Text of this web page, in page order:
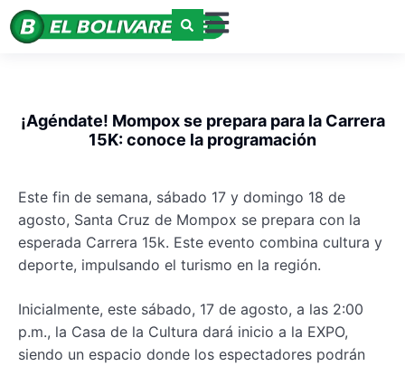
¡Agéndate! Mompox se prepara para la Carrera
15K: conoce la programación
Este fin de semana, sábado 17 y domingo 18 de
agosto, Santa Cruz de Mompox se prepara con la
esperada Carrera 15k. Este evento combina cultura y
deporte, impulsando el turismo en la región.
Inicialmente, este sábado, 17 de agosto, a las 2:00
p.m., la Casa de la Cultura dará inicio a la EXPO,
siendo un espacio donde los espectadores podrán